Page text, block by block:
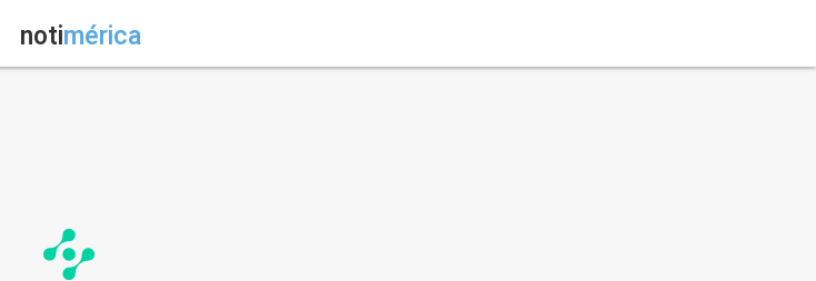
notimérica